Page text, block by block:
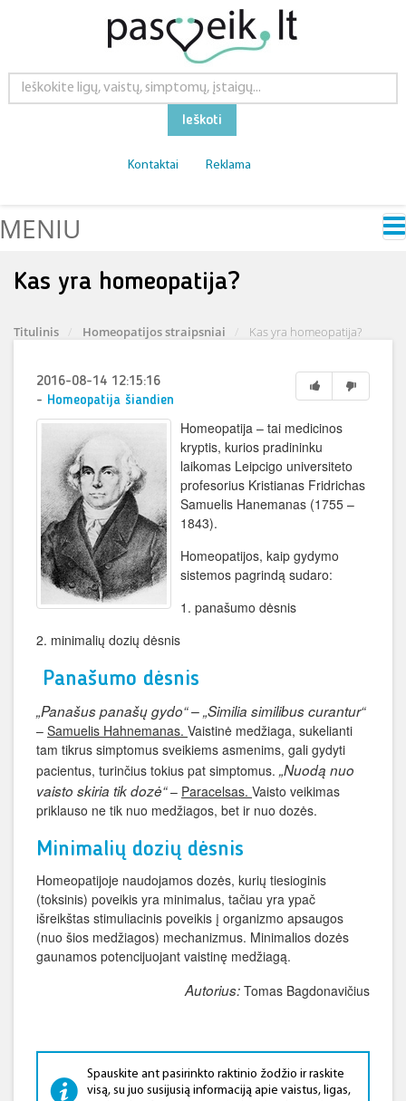
Ieškoti
Kontaktai Reklama
MENIU
Kas yra homeopatija?
Titulinis Homeopatijos straipsniai Kas yra homeopatija?
2016-08-14 12:15:16
- Homeopatija šiandien
Homeopatija – tai medicinos
kryptis, kurios pradininku
laikomas Leipcigo universiteto
profesorius Kristianas Fridrichas
Samuelis Hanemanas (1755 –
1843).
Homeopatijos, kaip gydymo
sistemos pagrindą sudaro:
1. panašumo dėsnis
2. minimalių dozių dėsnis
Panašumo dėsnis
„Panašus panašų gydo“ – „Similia similibus curantur“
– Samuelis Hahnemanas. Vaistinė medžiaga, sukelianti
tam tikrus simptomus sveikiems asmenims, gali gydyti
pacientus, turinčius tokius pat simptomus. „Nuodą nuo
vaisto skiria tik dozė“– Paracelsas. Vaisto veikimas
priklauso ne tik nuo medžiagos, bet ir nuo dozės.
Minimalių dozių dėsnis
Homeopatijoje naudojamos dozės, kurių tiesioginis
(toksinis) poveikis yra minimalus, tačiau yra ypač
išreikštas stimuliacinis poveikis į organizmo apsaugos
(nuo šios medžiagos) mechanizmus. Minimalios dozės
gaunamos potencijuojant vaistinę medžiagą.
Autorius: Tomas Bagdonavičius
Spauskite ant pasirinkto raktinio žodžio ir raskite
visą, su juo susijusią informaciją apie vaistus, ligas,